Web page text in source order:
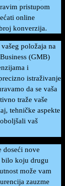
pristupom
online
konverzija.
položaja na
(GMB)
i
istraživanje
da se vaša
traže vaše
tehničke aspekte
vaš
doseći nove
koju drugu
može vam
zauzme